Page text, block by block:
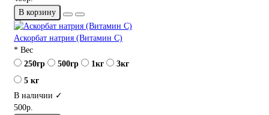
В корзину
Аскорбат натрия (Витамин С)
* Вес
250гр
500гр 1кг
3кг
5 кг
В наличии ✓
500р.